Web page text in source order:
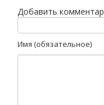
Добавить
Имя (обязательное)